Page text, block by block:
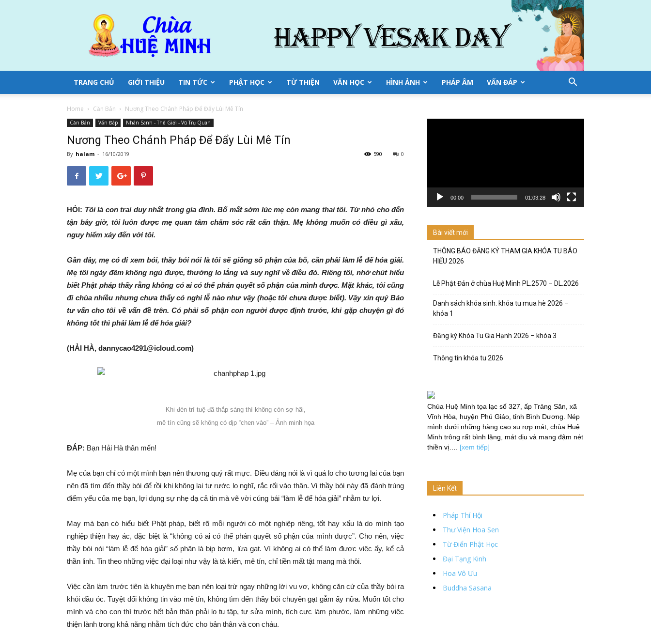
Chùa
Huệ
Minh
TRANG CHỦ GIỚI THIỆU TIN TỨC PHẬT HỌC TỪ THIỆN VĂN HỌC HÌNH ẢNH PHÁP ÂM VẤN ĐÁP
Home Căn Bản Nương Theo Chánh Pháp Để Đẩy Lùi Mê Tín
Căn Bản Vấn Đáp Nhân Sanh - Thế Giới - Vũ Trụ Quan
Nương Theo Chánh Pháp Để Đẩy Lùi Mê Tín
By halam - 16/10/2019 0
590
HỎI: Tôi là con trai duy nhất trong gia đình. Bố mất sớm lúc mẹ còn mang thai tôi. Từ nhỏ cho đến
tận bây giờ, tôi luôn được mẹ quan tâm chăm sóc rất cẩn thận. Mẹ không muốn có điều gì xấu,
nguy hiểm xảy đến với tôi.
Gần đây, mẹ có đi xem bói, thầy bói nói là tôi sẽ giống số phận của bố, cần phải làm lễ để hóa giải.
Mẹ tôi ngày đêm không ngủ được, thường lo lắng và suy nghĩ về điều đó. Riêng tôi, nhờ chút hiểu
biết Phật pháp thấy rằng không có ai có thể phán quyết số phận của mình được. Mặt khác, tôi cũng
đi chùa nhiều nhưng chưa thấy có nghi lễ nào như vậy (hoặc tôi chưa được biết). Vậy xin quý Báo
tư vấn cho tôi về vấn đề trên. Có phải số phận con người được định trước, khi gặp chuyện gì đó
không tốt thì phải làm lễ để hóa giải?
(HẢI HÀ, dannycao4291@icloud.com)
Khi đèn trí tuệ đã thắp sáng thì không còn sợ hãi,
mê tín cũng sẽ không có dịp “chen vào” – Ảnh minh họa
ĐÁP: Bạn Hải Hà thân mến!
Mẹ của bạn chỉ có một mình bạn nên thương quý rất mực. Điều đáng nói là vì quá lo cho tương lai của bạn
nên đã tìm đến thầy bói để rồi khi không lại tự rước lo nghĩ, rắc rối vào thân. Vị thầy bói này đã đánh trúng
điểm yếu của mẹ bạn, lợi dụng sự nhẹ dạ cả tin mà vẽ vời cúng bái “làm lễ để hóa giải” nhằm tư lợi.
May mà bạn có hiểu biết Phật pháp, biết rõ mỗi người có một nghiệp riêng, tốt hay xấu là do mình tạo
nghiệp thiện hay ác, đặc biệt là “không có ai có thể phán quyết số phận của mình được”. Cho nên, việc
thầy bói nói “làm lễ để hóa giải” số phận là bịp bợm, lừa gạt. Vì không ai có thể làm được việc ấy, kể cả
thần linh. Tin theo những việc đại loại như vậy là tà kiến, mê tín, chỉ tiền mất tật mang mà thôi.
Việc cần làm trước tiên là khuyên mẹ bạn nên loại trừ ngay những lời vu vơ, không căn cứ của thầy bói ra
khỏi đầu óc. Tuyệt đối không tin vào mê tín, không tìm đến thầy bói chuyên gạt gẫm ấy nữa. Muốn tốt cho
mình và cho con thì trước hết bản thân phải lo tu tập, tự sửa mình, tích cực làm phước, làm những việc
thiện lành trong khả năng nhằm tích đức cho bản thân và con cháu.
00:00 01:03:28
Bài viết mới
THÔNG BÁO ĐĂNG KÝ THAM GIA KHÓA TU BÁO
HIẾU 2026
Lễ Phật Đản ở chùa Huệ Minh PL.2570 – DL.2026
Danh sách khóa sinh: khóa tu mua hè 2026 –
khóa 1
Đăng ký Khóa Tu Gia Hạnh 2026 – khóa 3
Thông tin khóa tu 2026
Chùa Huệ Minh tọa lạc số 327, ấp Trảng Săn, xã
Vĩnh Hòa, huyện Phú Giáo, tỉnh Bình Dương. Nép
mình dưới những hàng cao su rợp mát, chùa Huệ
Minh trông rất bình lặng, mát dịu và mang đậm nét
thiền vị…. [xem tiếp]
Liên Kết
Pháp Thí Hội
Thư Viện Hoa Sen
Từ Điển Phật Học
Đại Tạng Kinh
Hoa Vô Ưu
Buddha Sasana